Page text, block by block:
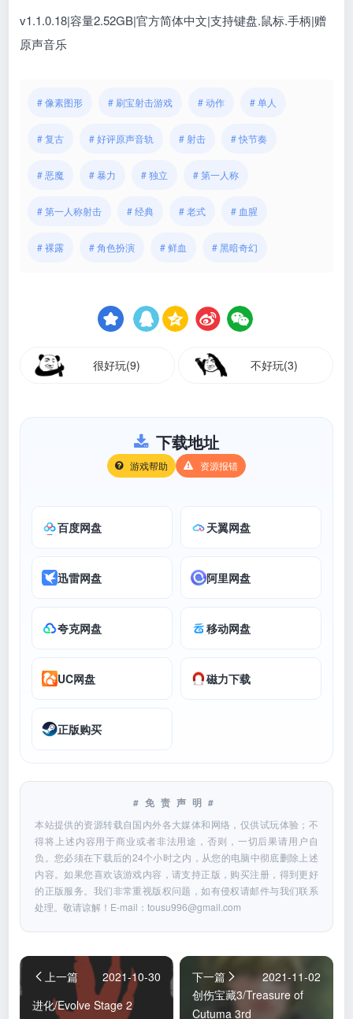
v1.1.0.18|容量2.52GB|官方简体中文|支持键盘.鼠标.手柄|赠
原声音乐
# 像素图形 # 刷宝射击游戏 # 动作 # 单人
# 复古 # 好评原声音轨 # 射击 # 快节奏
# 恶魔 # 暴力 # 独立 # 第一人称
# 第一人称射击 # 经典 # 老式 # 血腥
# 裸露 # 角色扮演 # 鲜血 # 黑暗奇幻
很好玩(9) 不好玩(3)
下载地址
游戏帮助 资源报错
百度网盘 天翼网盘
迅雷网盘 阿里网盘
夸克网盘 移动网盘
UC网盘 磁力下载
正版购买
#免责声明#
本站提供的资源转载自国内外各大媒体和网络，仅供试玩体验；不
得将上述内容用于商业或者非法用途，否则，一切后果请用户自
负。您必须在下载后的24个小时之内，从您的电脑中彻底删除上述
内容。如果您喜欢该游戏内容，请支持正版，购买注册，得到更好
的正版服务。我们非常重视版权问题，如有侵权请邮件与我们联系
处理。敬请谅解！E-mail：tousu996@gmail.com
上一篇
2021-10-30
进化/Evolve Stage 2
下一篇
2021-11-02
创伤宝藏3/Treasure of
Cutuma 3rd